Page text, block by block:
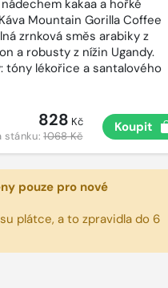
kakaa a hořké
Mountain Gorilla Coffee
zrnková směs arabiky z
a robusty z nížin Ugandy.
tóny lékořice a santalového
828 Kč
stánku:1068 Kč
Koupit
pouze pro nové
plátce, a to zpravidla do 6